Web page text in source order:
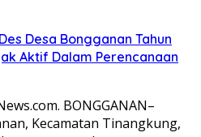
Desa Bongganan Tahun
Aktif Dalam Perencanaan
BONGGANAN–
Kecamatan Tinangkung,